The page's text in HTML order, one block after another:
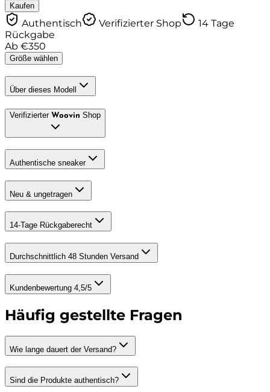
Kaufen
Authentisch Verifizierter Shop
14 Tage
Rückgabe
Ab €350
Größe wählen
Über dieses Modell
Verifizierter Woovin Shop
Authentische sneaker
Neu & ungetragen
14-Tage Rückgaberecht
Durchschnittlich 48 Stunden Versand
Kundenbewertung 4,5/5
Häufig gestellte Fragen
Wie lange dauert der Versand?
Sind die Produkte authentisch?